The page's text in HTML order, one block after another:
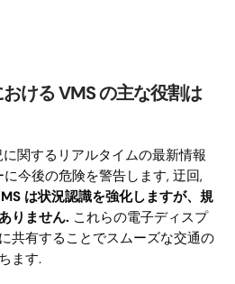
ける VMS の主な役割は
関するリアルタイムの最新情報
今後の危険を警告します, 迂回,
は状況認識を強化しますが、規
りません. これらの電子ディスプ
共有することでスムーズな交通の
ます.